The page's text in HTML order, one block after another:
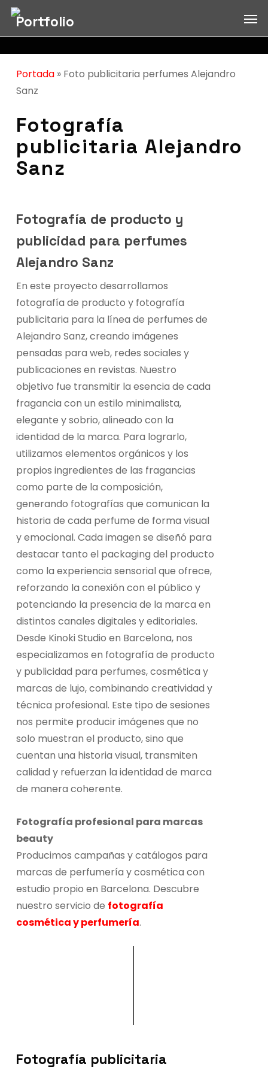
Skip
main
content
Portada» Foto publicitaria perfumes Alejandro
Sanz
Portfolio
Fotografía
publicitaria Alejandro
Sanz
Fotografía de producto y
publicidad para perfumes
Alejandro Sanz
En este proyecto desarrollamos
fotografía de producto y fotografía
publicitaria para la línea de perfumes de
Alejandro Sanz, creando imágenes
pensadas para web, redes sociales y
publicaciones en revistas. Nuestro
objetivo fue transmitir la esencia de cada
fragancia con un estilo minimalista,
elegante y sobrio, alineado con la
identidad de la marca. Para lograrlo,
utilizamos elementos orgánicos y los
propios ingredientes de las fragancias
como parte de la composición,
generando fotografías que comunican la
historia de cada perfume de forma visual
y emocional. Cada imagen se diseñó para
destacar tanto el packaging del producto
como la experiencia sensorial que ofrece,
reforzando la conexión con el público y
potenciando la presencia de la marca en
distintos canales digitales y editoriales.
Desde Kinoki Studio en Barcelona, nos
especializamos en fotografía de producto
y publicidad para perfumes, cosmética y
marcas de lujo, combinando creatividad y
técnica profesional. Este tipo de sesiones
nos permite producir imágenes que no
solo muestran el producto, sino que
cuentan una historia visual, transmiten
calidad y refuerzan la identidad de marca
de manera coherente.
Fotografía profesional para marcas
beauty
Producimos campañas y catálogos para
marcas de perfumería y cosmética con
estudio propio en Barcelona. Descubre
nuestro servicio de fotografía
cosmética y perfumería.
Fotografía publicitaria